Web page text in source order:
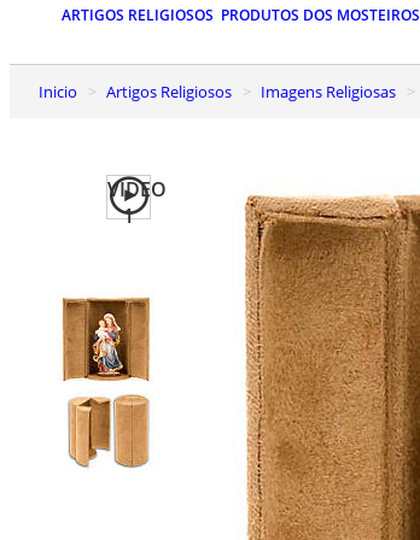
ARTIGOS RELIGIOSOS PRODUTOS DOS MOSTEIROS
Inicio Artigos Religiosos Imagens Religiosas
VIDEO
1